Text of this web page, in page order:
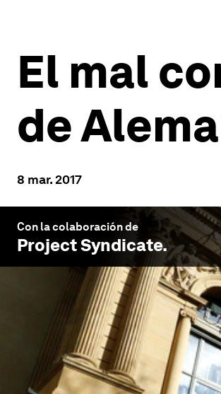
El mal
de
8 mar. 2017
Con la colaboración de
Project Syndicate.